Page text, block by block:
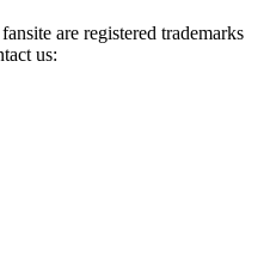
are registered trademarks
us: